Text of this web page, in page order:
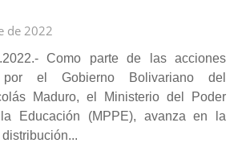
de 2022
Como parte de las acciones
por el Gobierno Bolivariano del
Maduro, el Ministerio del Poder
Educación (MPPE), avanza en la